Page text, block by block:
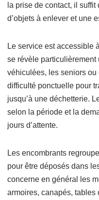
la prise de contact, il suffit
d’objets à enlever et une
Le service est accessible
se révèle
véhiculées, les seniors
difficulté ponctuelle pour
jusqu’à une déchetterie.
selon la période et la
jours d’attente.
Les encombrants
pour être déposés dans
concerne en général les
armoires, canapés, tables